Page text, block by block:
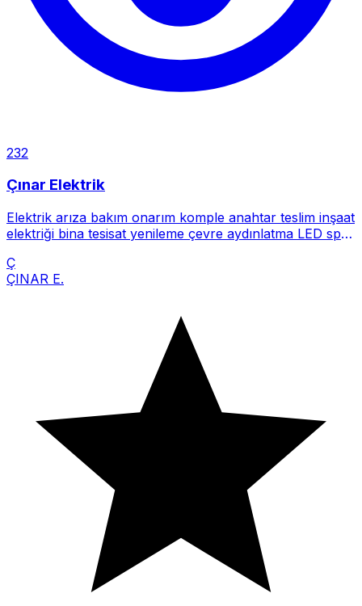
232
Çınar Elektrik
Elektrik arıza bakım onarım komple anahtar teslim inşaat
elektriği bina tesisat yenileme çevre aydınlatma LED spot
Ç
ÇINAR E.